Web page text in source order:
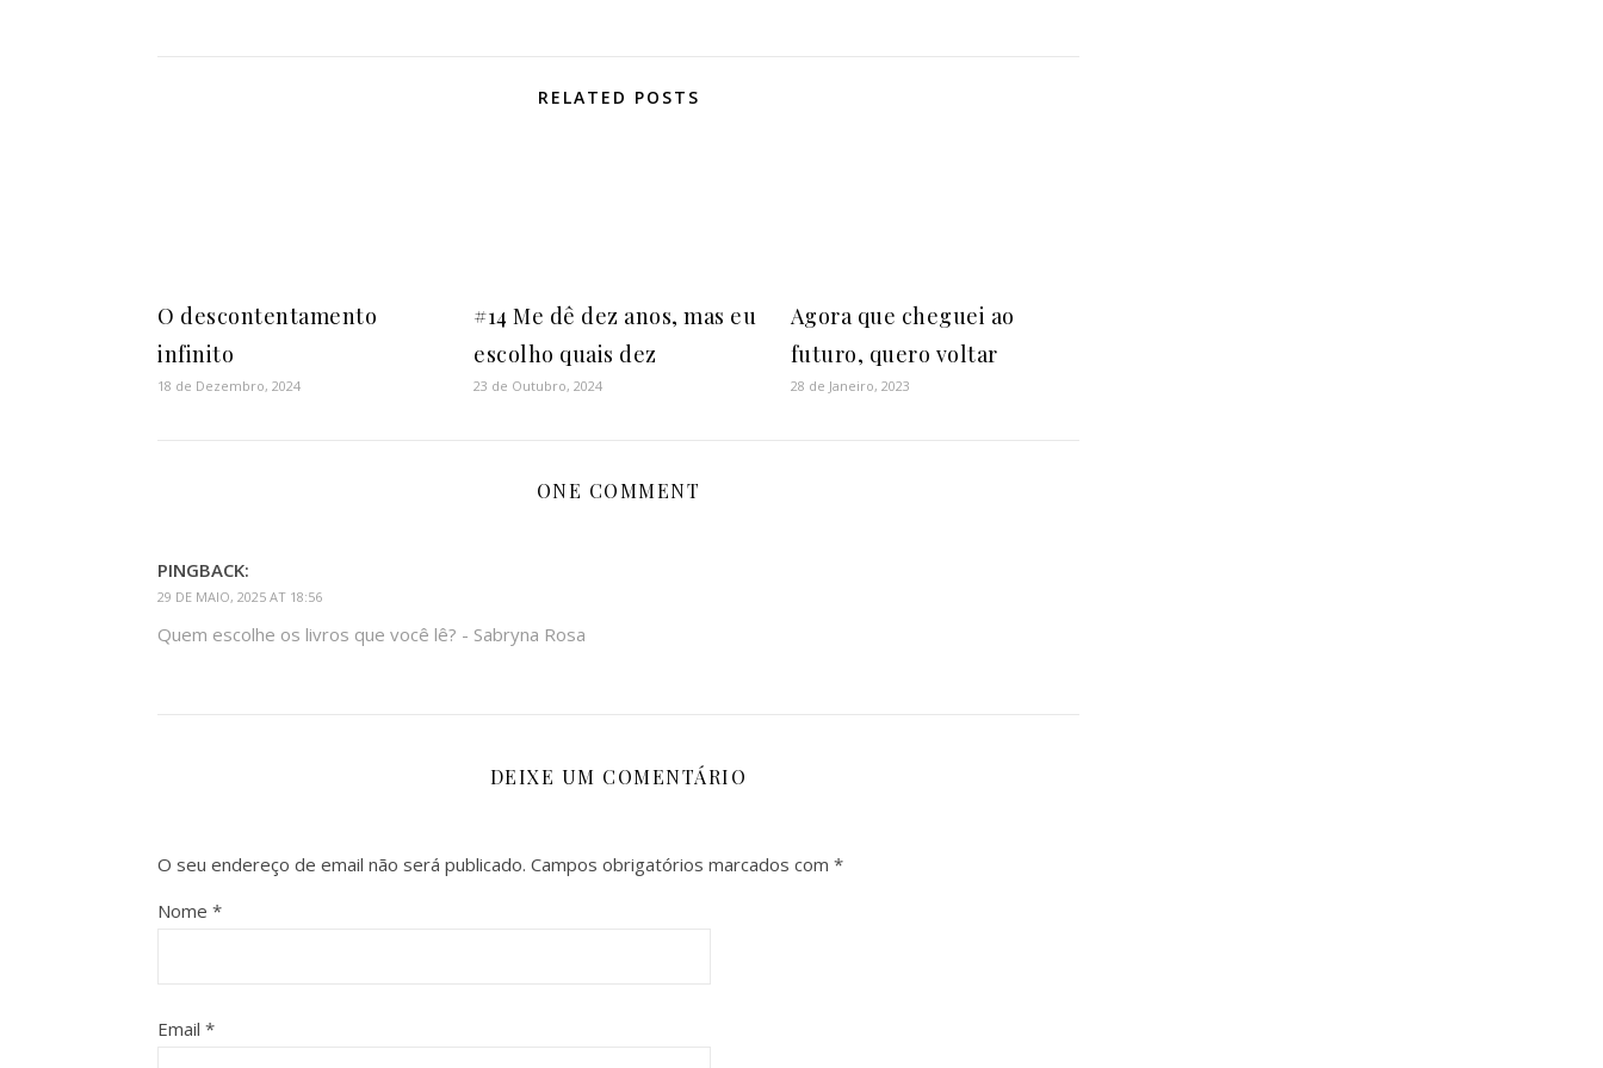
RELATED POSTS
O descontentamento
infinito
18 de Dezembro, 2024
#14 Me dê dez anos, mas eu
escolho quais dez
23 de Outubro, 2024
Agora que cheguei ao
futuro, quero voltar
28 de Janeiro, 2023
ONE COMMENT
PINGBACK:
29 DE MAIO, 2025 AT 18:56
Quem escolhe os livros que você lê? - Sabryna Rosa
DEIXE UM COMENTÁRIO
O seu endereço de email não será publicado. Campos obrigatórios marcados com *
Nome *
Email *